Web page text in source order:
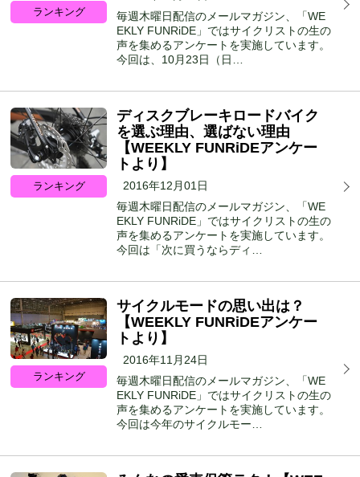
ランキング
毎週木曜日配信のメールマガジン、「WE
EKLY FUNRiDE」ではサイクリストの生の
声を集めるアンケートを実施しています。
今回は、10月23日（日…
ランキング
ディスクブレーキロードバイク
を選ぶ理由、選ばない理由
【WEEKLY FUNRiDEアンケー
トより】
2016年12月01日
毎週木曜日配信のメールマガジン、「WE
EKLY FUNRiDE」ではサイクリストの生の
声を集めるアンケートを実施しています。
今回は「次に買うならディ…
ランキング
サイクルモードの思い出は？
【WEEKLY FUNRiDEアンケー
トより】
2016年11月24日
毎週木曜日配信のメールマガジン、「WE
EKLY FUNRiDE」ではサイクリストの生の
声を集めるアンケートを実施しています。
今回は今年のサイクルモー…